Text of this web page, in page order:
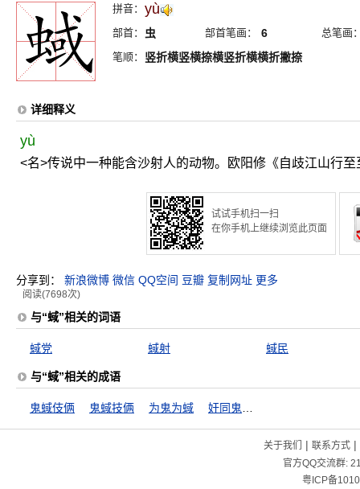
拼音： yù
部首： 虫 部首笔画： 6
总笔画
笔顺：
竖折横竖横捺横竖折横横折撇捺
详细释义
yù
<名>传说中一种能含沙射人的动物。欧阳修《自歧江山行至
试试手机扫一扫
在你手机上继续浏览此页面
分享到： 新浪微博 微信 QQ空间 豆瓣 复制网址 更多
阅读(7698次)
与“蜮”相关的词语
蜮党 蜮射 蜮民
与“蜮”相关的成语
鬼蜮伎俩 鬼蜮技俩 为鬼为蜮
关于我们 | 联系方式|
官方QQ交流群:
粤ICP备